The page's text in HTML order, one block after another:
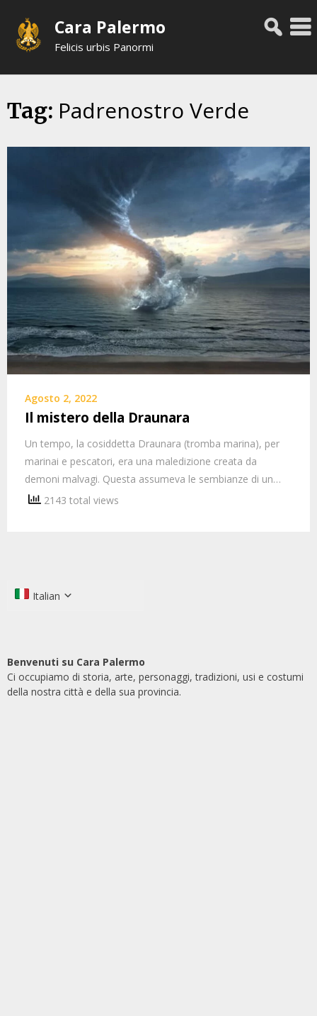
content
Cara Palermo
Felicis urbis Panormi
Tag: Padrenostro Verde
Agosto 2, 2022
Il mistero della Draunara
Un tempo, la cosiddetta Draunara (tromba marina), per
marinai e pescatori, era una maledizione creata da
demoni malvagi. Questa assumeva le sembianze di un…
2143 total views
Italian
Benvenuti su Cara Palermo
Ci occupiamo di storia, arte, personaggi, tradizioni, usi e costumi
della nostra città e della sua provincia.